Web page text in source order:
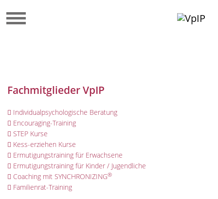
Fachmitglieder VpIP
Individualpsychologische Beratung
Encouraging-Training
STEP Kurse
Kess-erziehen Kurse
Ermutigungstraining für Erwachsene
Ermutigungstraining für Kinder / Jugendliche
Coaching mit SYNCHRONIZING®
Familienrat-Training